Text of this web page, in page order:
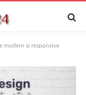
modern și responsive